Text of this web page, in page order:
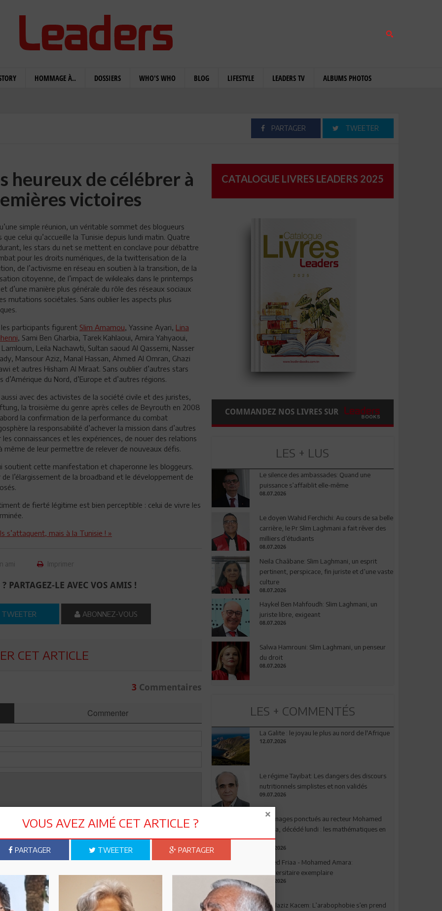
HOMMAGE À.. DOSSIERS WHO'S WHO BLOG LIFESTYLE LEADERS TV ALBUMS PHOTOS
PARTAGER TWEETER
heureux de célébrer à
victoires
simple réunion, un véritable sommet des blogueurs
que celui qu’accueille la Tunisie depuis lundi matin. Quatre
les stars du net se mettent en conclave pour débattre
pour les droits numériques, de la twitterisation de la
de l’activisme en réseau en soutien à la transition, de la
citoyenne, de l’impact de wikileaks dans le printemps
d’une manière plus générale du rôle des réseaux sociaux
mutations sociétales. Sans oublier les aspects plus
les participants figurent Slim Amamou, Yassine Ayari, Lina
, Sami Ben Gharbia, Tarek Kahlaoui, Amira Yahyaoui,
Lamloum, Leila Nachawti, Sultan saoud Al Qassemi, Nasser
Mansour Aziz, Manal Hassan, Ahmed Al Omran, Ghazi
et autres Hisham Al Miraat. Sans oublier d’autres stars
d’Amérique du Nord, d’Europe et d’autres régions.
avec des activistes de la société civile et des juristes,
la troisième du genre après celles de Beyrouth en 2008
la confirmation de la performance du combat
la responsabilité d’achever la mission dans d’autres
connaissances et les expériences, de nouer des relations
de leur permettre de relever de nouveaux défis.
soutient cette manifestation et chaperonne les bloggeurs.
l’élargissement de la broadband et le développement de
de fierté légitime est bien perceptible : celui de vivre les
s’attaquent, mais à la Tunisie ! »
ami Imprimer
PARTAGEZ-LE AVEC VOS AMIS !
TWEETER ABONNEZ-VOUS
CET ARTICLE
3 Commentaires
Commenter
Envoyer
CATALOGUE LIVRES LEADERS 2025
COMMANDEZ NOS LIVRES SUR
LES + LUS
Le silence des ambassades: Quand une
puissance s’affaiblit elle-même
08.07.2026
Le doyen Wahid Ferchichi: Au cours de sa belle
carrière, le Pr Slim Laghmani a fait rêver des
milliers d’étudiants
08.07.2026
Neila Chaâbane: Slim Laghmani, un esprit
pertinent, perspicace, fin juriste et d’une vaste
culture
08.07.2026
Haykel Ben Mahfoudh: Slim Laghmani, un
juriste libre, exigeant
08.07.2026
Salwa Hamrouni: Slim Laghmani, un penseur
du droit
08.07.2026
LES + COMMENTÉS
La Galite : le joyau le plus au nord de l'Afrique
12.07.2026
Le régime Tayibat: Les dangers des discours
nutritionnels simplistes et non validés
09.07.2026
Hommages ponctués au recteur Mohamed
Amara, décédé lundi : les mathématiques en
deuil
03.08.2026
Ahmed Friaa - Mohamed Amara:
l’Universitaire exemplaire
04.08.2026
Abdelaziz Kacem: L’arabophobie s’en prend
VOUS AVEZ AIMÉ CET ARTICLE ?
PARTAGER TWEETER PARTAGER